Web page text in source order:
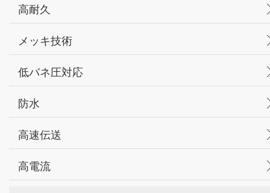
高耐久
メッキ技術
低バネ圧対応
防水
高速伝送
高電流